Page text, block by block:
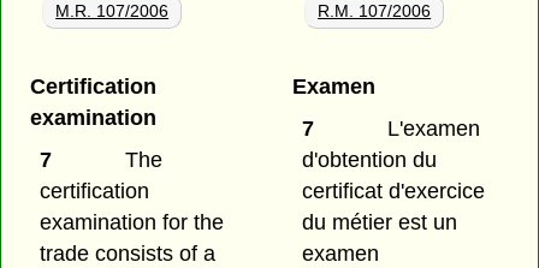
M.R. 107/2006 R.M. 107/2006
Certification
examination
7
The
certification
examination for the
trade consists of a
Examen
7
L'examen
d'obtention du
certificat d'exercice
du métier est un
examen